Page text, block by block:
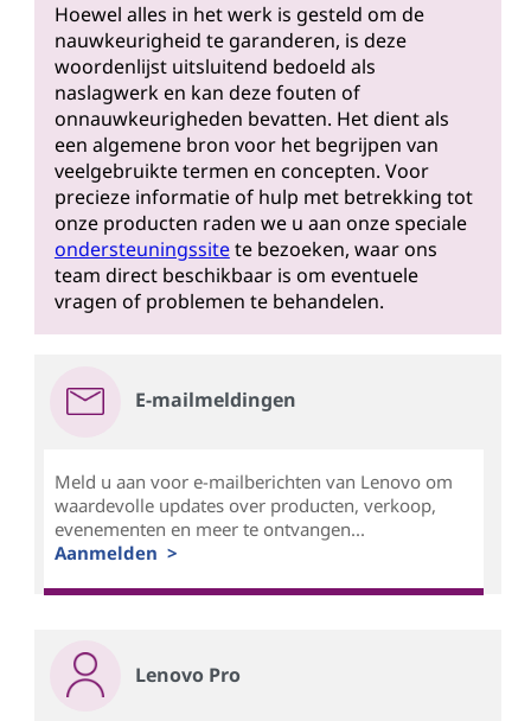
Hoewel alles in het werk is gesteld om de
nauwkeurigheid te garanderen, is deze
woordenlijst uitsluitend bedoeld als
naslagwerk en kan deze fouten of
onnauwkeurigheden bevatten. Het dient als
een algemene bron voor het begrijpen van
veelgebruikte termen en concepten. Voor
precieze informatie of hulp met betrekking tot
onze producten raden we u aan onze speciale
ondersteuningssitete bezoeken, waar ons
team direct beschikbaar is om eventuele
vragen of problemen te behandelen.
E-mailmeldingen
Meld u aan voor e-mailberichten van Lenovo om
waardevolle updates over producten, verkoop,
evenementen en meer te ontvangen...
Aanmelden >
Lenovo Pro